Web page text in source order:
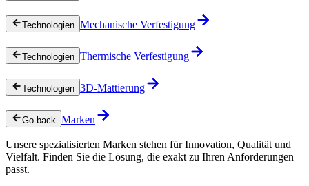
Technologien Mechanische Verfestigung
Technologien Thermische Verfestigung
Technologien 3D-Mattierung
Go back Marken
Unsere spezialisierten Marken stehen für Innovation, Qualität und
Vielfalt. Finden Sie die Lösung, die exakt zu Ihren Anforderungen
passt.